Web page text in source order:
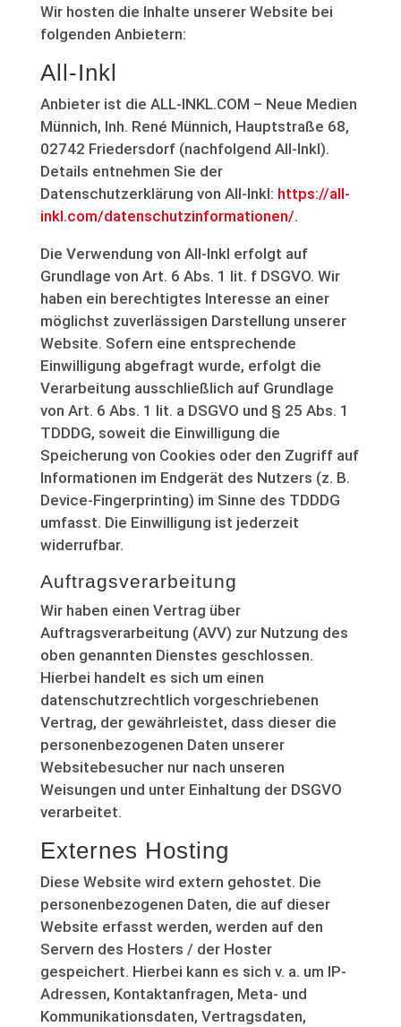
Wir hosten die Inhalte unserer Website bei
folgenden Anbietern:
All-Inkl
Anbieter ist die ALL-INKL.COM – Neue Medien
Münnich, Inh. René Münnich, Hauptstraße 68,
02742 Friedersdorf (nachfolgend All-Inkl).
Details entnehmen Sie der
Datenschutzerklärung von All-Inkl: https://all-
inkl.com/datenschutzinformationen/.
Die Verwendung von All-Inkl erfolgt auf
Grundlage von Art. 6 Abs. 1 lit. f DSGVO. Wir
haben ein berechtigtes Interesse an einer
möglichst zuverlässigen Darstellung unserer
Website. Sofern eine entsprechende
Einwilligung abgefragt wurde, erfolgt die
Verarbeitung ausschließlich auf Grundlage
von Art. 6 Abs. 1 lit. a DSGVO und § 25 Abs. 1
TDDDG, soweit die Einwilligung die
Speicherung von Cookies oder den Zugriff auf
Informationen im Endgerät des Nutzers (z. B.
Device-Fingerprinting) im Sinne des TDDDG
umfasst. Die Einwilligung ist jederzeit
widerrufbar.
Auftragsverarbeitung
Wir haben einen Vertrag über
Auftragsverarbeitung (AVV) zur Nutzung des
oben genannten Dienstes geschlossen.
Hierbei handelt es sich um einen
datenschutzrechtlich vorgeschriebenen
Vertrag, der gewährleistet, dass dieser die
personenbezogenen Daten unserer
Websitebesucher nur nach unseren
Weisungen und unter Einhaltung der DSGVO
verarbeitet.
Externes Hosting
Diese Website wird extern gehostet. Die
personenbezogenen Daten, die auf dieser
Website erfasst werden, werden auf den
Servern des Hosters / der Hoster
gespeichert. Hierbei kann es sich v. a. um IP-
Adressen, Kontaktanfragen, Meta- und
Kommunikationsdaten, Vertragsdaten,